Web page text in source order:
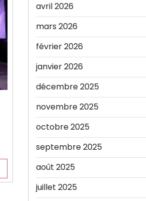
avril 2026
mars 2026
février 2026
janvier 2026
décembre 2025
novembre 2025
octobre 2025
septembre 2025
août 2025
juillet 2025